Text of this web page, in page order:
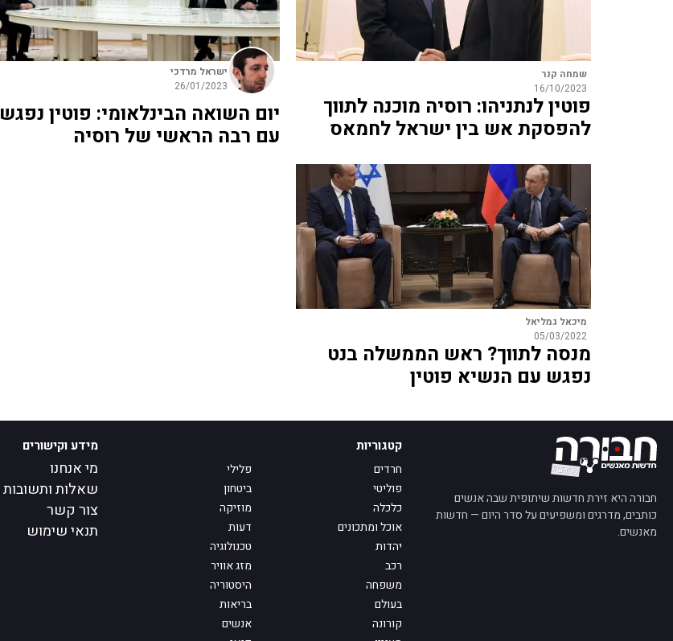
שמחה קנר
16/10/2023
פוטין לנתניהו: רוסיה מוכנה לתווך
להפסקת אש בין ישראל לחמאס
ישראל מרדכי
26/01/2023
יום השואה הבינלאומי: פוטין נפגש
עם רבה הראשי של רוסיה
מיכאל גמליאל
05/03/2022
מנסה לתווך? ראש הממשלה בנט
נפגש עם הנשיא פוטין
חבורה היא זירת חדשות שיתופית שבה אנשים
כותבים, מדרגים ומשפיעים על סדר היום — חדשות
מאנשים.
קטגוריות
חרדים
פלילי
פוליטי
ביטחון
כלכלה
מוזיקה
אוכל ומתכונים
דעות
יהדות
טכנולוגיה
רכב
מזג אוויר
משפחה
היסטוריה
בעולם
בריאות
קורונה
אנשים
מידע וקישורים
מי אנחנו
שאלות ותשובות
צור קשר
תנאי שימוש